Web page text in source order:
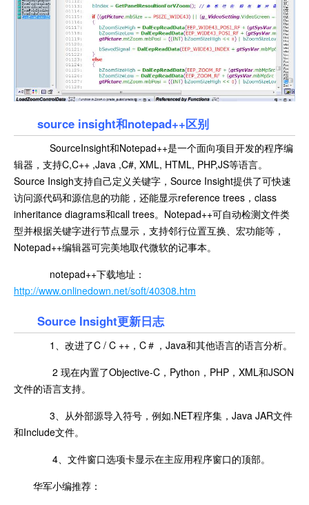
source insight和notepad++区别
SourceInsight和Notepad++是一个面向项目开发的程序编
辑器，支持C,C++ ,Java ,C#, XML, HTML, PHP,JS等语言。
Source Insigh支持自己定义关键字，Source Insight提供了可快速
访问源代码和源信息的功能，还能显示reference trees，class
inheritance diagrams和call trees。Notepad++可自动检测文件类
型并根据关键字进行节点显示，支持邻行位置互换、宏功能等，
Notepad++编辑器可完美地取代微软的记事本。
notepad++下载地址：
http://www.onlinedown.net/soft/40308.htm
Source Insight更新日志
1、改进了C / C ++，C＃，Java和其他语言的语言分析。
2 现在内置了Objective-C，Python，PHP，XML和JSON
文件的语言支持。
3、从外部源导入符号，例如.NET程序集，Java JAR文件
和Include文件。
4、文件窗口选项卡显示在主应用程序窗口的顶部。
华军小编推荐：